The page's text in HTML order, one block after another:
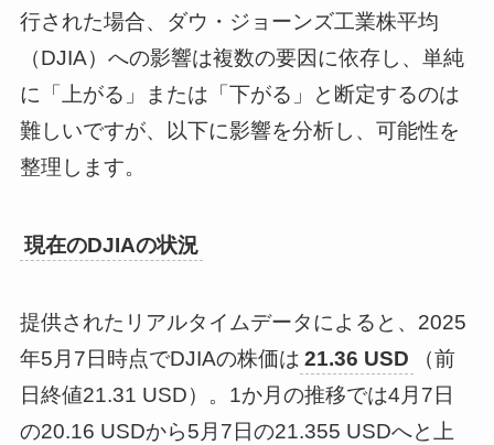
行された場合、ダウ・ジョーンズ工業株平均
（DJIA）への影響は複数の要因に依存し、単純
に「上がる」または「下がる」と断定するのは
難しいですが、以下に影響を分析し、可能性を
整理します。
現在のDJIAの状況
提供されたリアルタイムデータによると、2025
年5月7日時点でDJIAの株価は 21.36 USD
（前
日終値21.31 USD）。1か月の推移では4月7日
の20.16 USDから5月7日の21.355 USDへと上